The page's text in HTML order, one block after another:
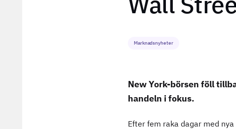
Marknadsnyheter
New York-börsen föll
handeln i fokus.
Efter fem raka dagar med